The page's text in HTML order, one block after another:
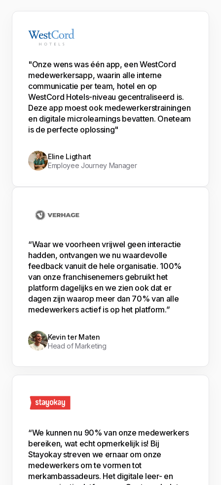
"Onze wens was één app, een WestCord
medewerkersapp, waarin alle interne
communicatie per team, hotel en op
WestCord Hotels-niveau gecentraliseerd is.
Deze app moest ook medewerkerstrainingen
en digitale microlearnings bevatten. Oneteam
is de perfecte oplossing"
Eline Ligthart
Employee Journey Manager
“Waar we voorheen vrijwel geen interactie
hadden, ontvangen we nu waardevolle
feedback vanuit de hele organisatie. 100%
van onze franchisenemers gebruikt het
platform dagelijks en we zien ook dat er
dagen zijn waarop meer dan 70% van alle
medewerkers actief is op het platform.”
Kevin ter Maten
Head of Marketing
“We kunnen nu 90% van onze medewerkers
bereiken, wat echt opmerkelijk is! Bij
Stayokay streven we ernaar om onze
medewerkers om te vormen tot
merkambassadeurs. Het digitale leer- en